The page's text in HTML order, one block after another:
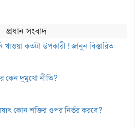
প্রধান সংবাদ
খাওয়া কতটা উপকারী ! জানুন বিস্তারিত
কেন দুমুখো নীতি?
কোন শক্তির ওপর নির্ভর করবে?